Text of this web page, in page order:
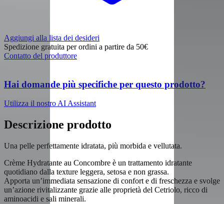
Aggiungi alla lista dei desideri
Spedizione gratuita per ordini a partire da 50€
Contatto del produttore
Hai domande più specifiche per questo prodotto?
Utilizza il nostro AI Assistant
Descrizione prodotto
Una pelle perfettamente idratata, più morbida e vellutata.
Crème Hydratante au Concombre è un trattamento idratante
quotidiano dalla texture leggera, setosa e non grassa.
Apporta un’immediata sensazione di confort e di freschezza e svolge
un’azione rivitalizzante grazie alle proprietà del Cetriolo, ricco di
aminoacidi e sali minerali.